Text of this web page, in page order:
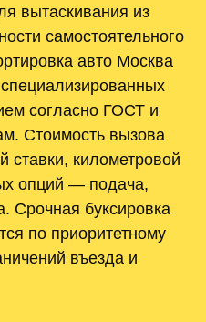
вытаскивания из
самостоятельного
авто Москва
согласно ГОСТ и
Стоимость вызова
ставки, километровой
опций — подача,
Срочная буксировка
по приоритетному
въезда и